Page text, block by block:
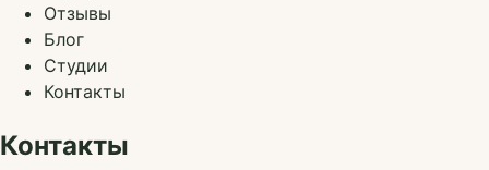
Отзывы
Блог
Студии
Контакты
Контакты